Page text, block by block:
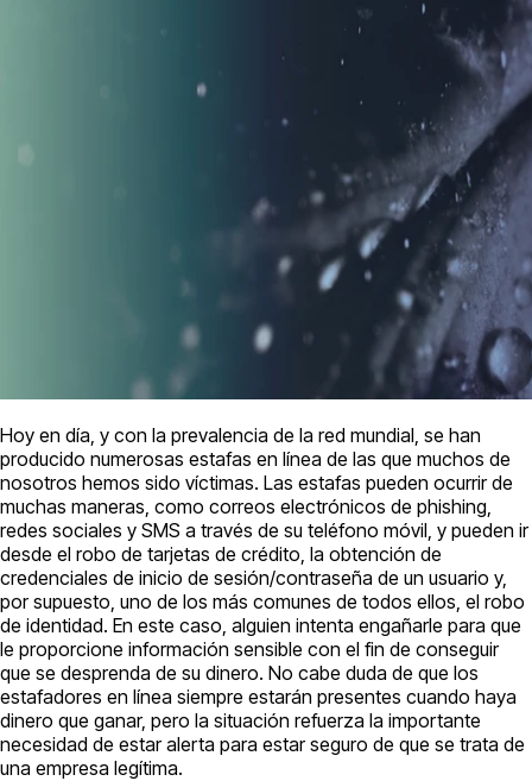
Hoy en día, y con la prevalencia de la red mundial, se han
producido numerosas estafas en línea de las que muchos de
nosotros hemos sido víctimas. Las estafas pueden ocurrir de
muchas maneras, como correos electrónicos de phishing,
redes sociales y SMS a través de su teléfono móvil, y pueden ir
desde el robo de tarjetas de crédito, la obtención de
credenciales de inicio de sesión/contraseña de un usuario y,
por supuesto, uno de los más comunes de todos ellos, el robo
de identidad. En este caso, alguien intenta engañarle para que
le proporcione información sensible con el fin de conseguir
que se desprenda de su dinero. No cabe duda de que los
estafadores en línea siempre estarán presentes cuando haya
dinero que ganar, pero la situación refuerza la importante
necesidad de estar alerta para estar seguro de que se trata de
una empresa legítima.